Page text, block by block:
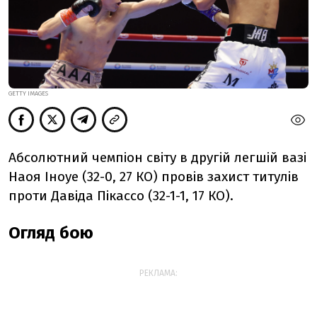
GETTY IMAGES
Абсолютний чемпіон світу в другій легшій вазі
Наоя Іноуе (32-0, 27 КО) провів захист титулів
проти Давіда Пікассо (32-1-1, 17 КО).
Огляд бою
РЕКЛАМА: